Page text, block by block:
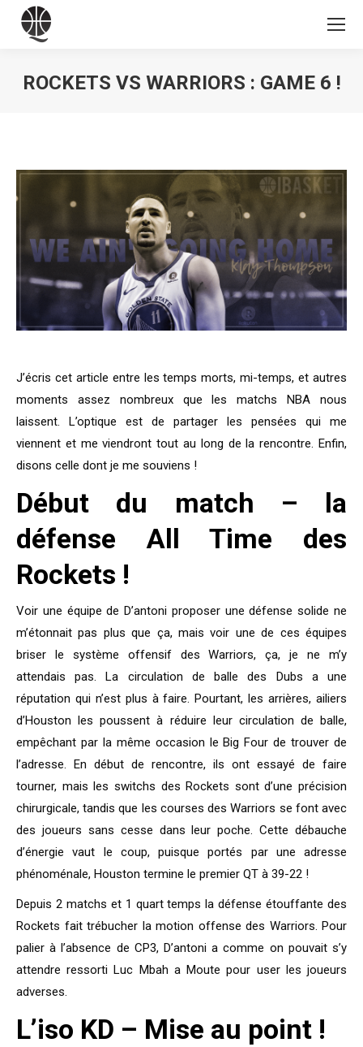
ROCKETS VS WARRIORS : GAME 6 !
J’écris cet article entre les temps morts, mi-temps, et autres
moments assez nombreux que les matchs NBA nous
laissent. L’optique est de partager les pensées qui me
viennent et me viendront tout au long de la rencontre. Enfin,
disons celle dont je me souviens !
Début du match – la
défense All Time des
Rockets !
Voir une équipe de D’antoni proposer une défense solide ne
m’étonnait pas plus que ça, mais voir une de ces équipes
briser le système offensif des Warriors, ça, je ne m’y
attendais pas. La circulation de balle des Dubs a une
réputation qui n’est plus à faire. Pourtant, les arrières, ailiers
d’Houston les poussent à réduire leur circulation de balle,
empêchant par la même occasion le Big Four de trouver de
l’adresse. En début de rencontre, ils ont essayé de faire
tourner, mais les switchs des Rockets sont d’une précision
chirurgicale, tandis que les courses des Warriors se font avec
des joueurs sans cesse dans leur poche. Cette débauche
d’énergie vaut le coup, puisque portés par une adresse
phénoménale, Houston termine le premier QT à 39-22 !
Depuis 2 matchs et 1 quart temps la défense étouffante des
Rockets fait trébucher la motion offense des Warriors. Pour
palier à l’absence de CP3, D’antoni a comme on pouvait s’y
attendre ressorti Luc Mbah a Moute pour user les joueurs
adverses.
L’iso KD – Mise au point !